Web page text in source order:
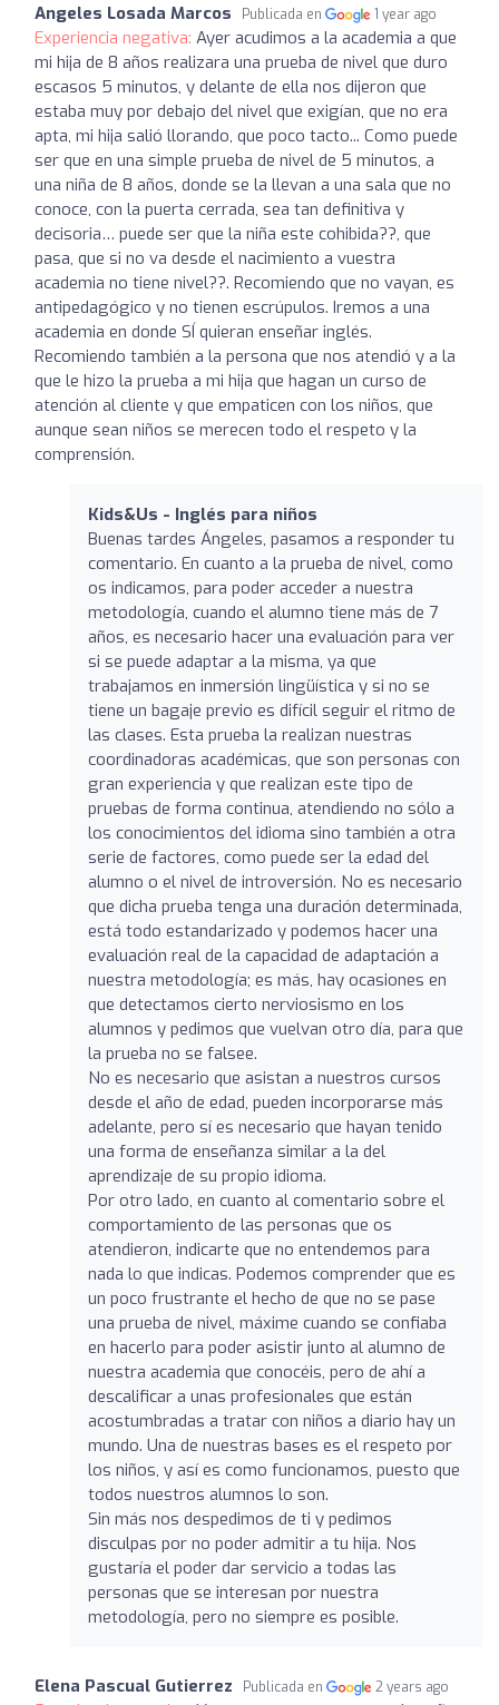
Angeles Losada Marcos Publicada en 1 year ago
Experiencia negativa: Ayer acudimos a la academia a que
mi hija de 8 años realizara una prueba de nivel que duro
escasos 5 minutos, y delante de ella nos dijeron que
estaba muy por debajo del nivel que exigían, que no era
apta, mi hija salió llorando, que poco tacto... Como puede
ser que en una simple prueba de nivel de 5 minutos, a
una niña de 8 años, donde se la llevan a una sala que no
conoce, con la puerta cerrada, sea tan definitiva y
decisoria… puede ser que la niña este cohibida??, que
pasa, que si no va desde el nacimiento a vuestra
academia no tiene nivel??. Recomiendo que no vayan, es
antipedagógico y no tienen escrúpulos. Iremos a una
academia en donde SÍ quieran enseñar inglés.
Recomiendo también a la persona que nos atendió y a la
que le hizo la prueba a mi hija que hagan un curso de
atención al cliente y que empaticen con los niños, que
aunque sean niños se merecen todo el respeto y la
comprensión.
Kids&Us - Inglés para niños
Buenas tardes Ángeles, pasamos a responder tu
comentario. En cuanto a la prueba de nivel, como
os indicamos, para poder acceder a nuestra
metodología, cuando el alumno tiene más de 7
años, es necesario hacer una evaluación para ver
si se puede adaptar a la misma, ya que
trabajamos en inmersión lingüística y si no se
tiene un bagaje previo es difícil seguir el ritmo de
las clases. Esta prueba la realizan nuestras
coordinadoras académicas, que son personas con
gran experiencia y que realizan este tipo de
pruebas de forma continua, atendiendo no sólo a
los conocimientos del idioma sino también a otra
serie de factores, como puede ser la edad del
alumno o el nivel de introversión. No es necesario
que dicha prueba tenga una duración determinada,
está todo estandarizado y podemos hacer una
evaluación real de la capacidad de adaptación a
nuestra metodología; es más, hay ocasiones en
que detectamos cierto nerviosismo en los
alumnos y pedimos que vuelvan otro día, para que
la prueba no se falsee.
No es necesario que asistan a nuestros cursos
desde el año de edad, pueden incorporarse más
adelante, pero sí es necesario que hayan tenido
una forma de enseñanza similar a la del
aprendizaje de su propio idioma.
Por otro lado, en cuanto al comentario sobre el
comportamiento de las personas que os
atendieron, indicarte que no entendemos para
nada lo que indicas. Podemos comprender que es
un poco frustrante el hecho de que no se pase
una prueba de nivel, máxime cuando se confiaba
en hacerlo para poder asistir junto al alumno de
nuestra academia que conocéis, pero de ahí a
descalificar a unas profesionales que están
acostumbradas a tratar con niños a diario hay un
mundo. Una de nuestras bases es el respeto por
los niños, y así es como funcionamos, puesto que
todos nuestros alumnos lo son.
Sin más nos despedimos de ti y pedimos
disculpas por no poder admitir a tu hija. Nos
gustaría el poder dar servicio a todas las
personas que se interesan por nuestra
metodología, pero no siempre es posible.
Elena Pascual Gutierrez Publicada en 2 years ago